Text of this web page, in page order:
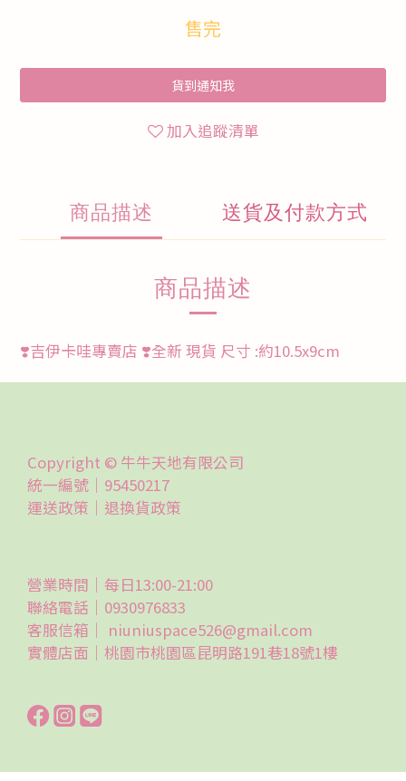
售完
貨到通知我
加入追蹤清單
商品描述 送貨及付款方式
商品描述
❣️吉伊卡哇專賣店 ❣️全新 現貨 尺寸 :約10.5x9cm
Copyright © 牛牛天地有限公司
統一編號｜95450217
運送政策｜ 退換貨政策
營業時間｜每日13:00-21:00
聯絡電話｜0930976833
客服信箱｜ niuniuspace526@gmail.com
實體店面｜桃園市桃園區昆明路191巷18號1樓